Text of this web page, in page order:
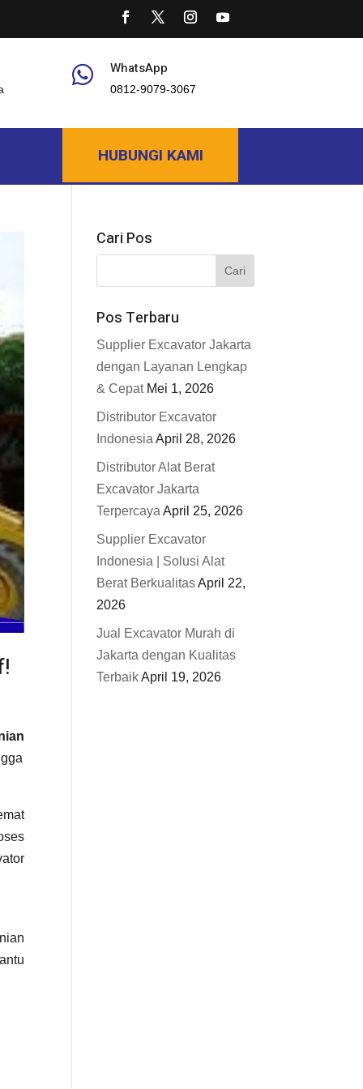
 WhatsApp
0812-9079-3067
HUBUNGI KAMI
Cari Pos
Pos Terbaru
Supplier Excavator Jakarta
dengan Layanan Lengkap
& Cepat Mei 1, 2026
Distributor Excavator
Indonesia April 28, 2026
Distributor Alat Berat
Excavator Jakarta
Terpercaya April 25, 2026
Supplier Excavator
Indonesia | Solusi Alat
Berat BerkualitasApril 22,
2026
Jual Excavator Murah di
Jakarta dengan Kualitas
TerbaikApril 19, 2026